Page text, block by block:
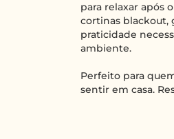
para relaxar após
cortinas blackout,
praticidade
ambiente.
Perfeito para
sentir em casa.